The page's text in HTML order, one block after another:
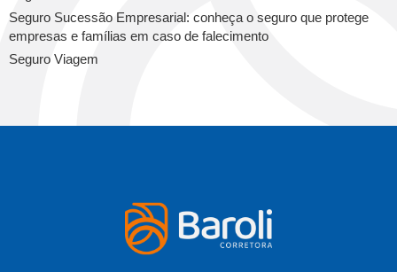
Seguro Sucessão Empresarial: conheça o seguro que protege
empresas e famílias em caso de falecimento
Seguro Viagem